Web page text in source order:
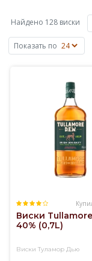
основе
ячменя,
пшеницы,
Шотландии,
Канаде,
известен
японский
Найдено 128 виски
Показать по
Виски Tullamore
40% (0,7L)
Виски Туламор Дью